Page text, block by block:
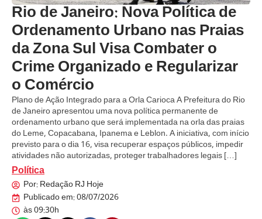
Rio de Janeiro: Nova Política de
Ordenamento Urbano nas Praias
da Zona Sul Visa Combater o
Crime Organizado e Regularizar
o Comércio
Plano de Ação Integrado para a Orla Carioca A Prefeitura do Rio
de Janeiro apresentou uma nova política permanente de
ordenamento urbano que será implementada na orla das praias
do Leme, Copacabana, Ipanema e Leblon. A iniciativa, com início
previsto para o dia 16, visa recuperar espaços públicos, impedir
atividades não autorizadas, proteger trabalhadores legais […]
Política
Por: Redação RJ Hoje
Publicado em:08/07/2026
às09:30h